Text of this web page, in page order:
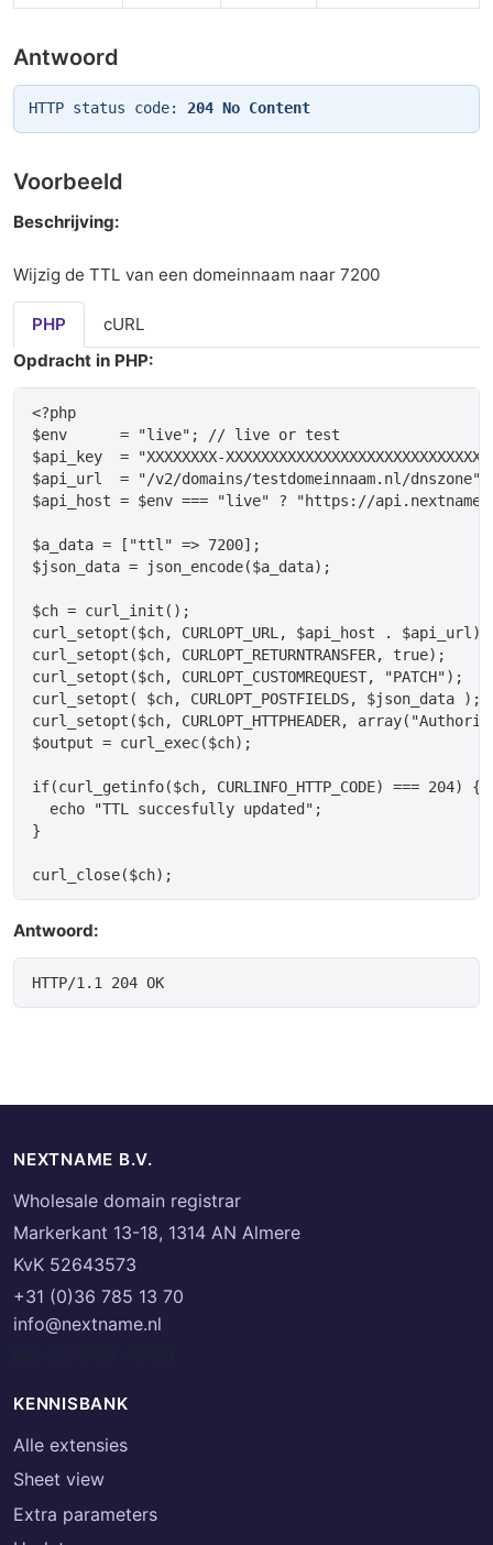
Antwoord
HTTP status code: 204 No Content
Voorbeeld
Beschrijving:
Wijzig de TTL van een domeinnaam naar 7200
PHP
cURL
Opdracht in PHP:
<?php
$env      = "live"; // live or test
$api_key  = "XXXXXXXX-
$api_url  = "/v2/domains/testdomeinnaam.nl/dnszone";
$api_host = $env === "live" ? "https://
$a_data = ["ttl" => 7200];
$json_data = json_encode($a_data);
$ch = curl_init();
curl_setopt($ch, CURLOPT_URL, $api_host . $api_url);
curl_setopt($ch, CURLOPT_RETURNTRANSFER, true);
curl_setopt($ch, CURLOPT_CUSTOMREQUEST, "PATCH");
curl_setopt( $ch, CURLOPT_POSTFIELDS, $json_data );
curl_setopt($ch, CURLOPT_HTTPHEADER,
$output = curl_exec($ch);
if(curl_getinfo($ch, CURLINFO_HTTP_CODE) === 204) {
  echo "TTL succesfully updated";
}
Antwoord:
HTTP/1.1 204 OK
NEXTNAME B.V.
Wholesale domain registrar
Markerkant 13-18, 1314 AN Almere
KvK 52643573
+31 (0)36 785 13 70
info@nextname.nl
KENNISBANK
Alle extensies
Sheet view
Extra parameters